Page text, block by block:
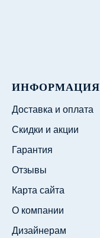
ИНФОРМАЦИЯ
Доставка и оплата
Скидки и акции
Гарантия
Отзывы
Карта сайта
О компании
Дизайнерам